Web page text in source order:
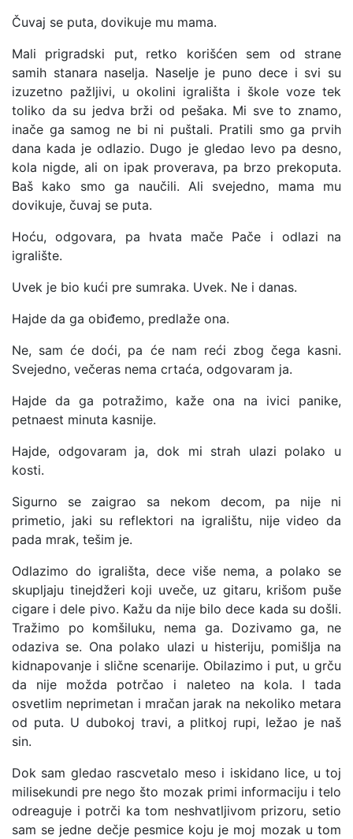
Čuvaj se puta, dovikuje mu mama.
Mali prigradski put, retko korišćen sem od strane
samih stanara naselja. Naselje je puno dece i svi su
izuzetno pažljivi, u okolini igrališta i škole voze tek
toliko da su jedva brži od pešaka. Mi sve to znamo,
inače ga samog ne bi ni puštali. Pratili smo ga prvih
dana kada je odlazio. Dugo je gledao levo pa desno,
kola nigde, ali on ipak proverava, pa brzo prekoputa.
Baš kako smo ga naučili. Ali svejedno, mama mu
dovikuje, čuvaj se puta.
Hoću, odgovara, pa hvata mače Pače i odlazi na
igralište.
Uvek je bio kući pre sumraka. Uvek. Ne i danas.
Hajde da ga obiđemo, predlaže ona.
Ne, sam će doći, pa će nam reći zbog čega kasni.
Svejedno, večeras nema crtaća, odgovaram ja.
Hajde da ga potražimo, kaže ona na ivici panike,
petnaest minuta kasnije.
Hajde, odgovaram ja, dok mi strah ulazi polako u
kosti.
Sigurno se zaigrao sa nekom decom, pa nije ni
primetio, jaki su reflektori na igralištu, nije video da
pada mrak, tešim je.
Odlazimo do igrališta, dece više nema, a polako se
skupljaju tinejdžeri koji uveče, uz gitaru, krišom puše
cigare i dele pivo. Kažu da nije bilo dece kada su došli.
Tražimo po komšiluku, nema ga. Dozivamo ga, ne
odaziva se. Ona polako ulazi u histeriju, pomišlja na
kidnapovanje i slične scenarije. Obilazimo i put, u grču
da nije možda potrčao i naleteo na kola. I tada
osvetlim neprimetan i mračan jarak na nekoliko metara
od puta. U dubokoj travi, a plitkoj rupi, ležao je naš
sin.
Dok sam gledao rascvetalo meso i iskidano lice, u toj
milisekundi pre nego što mozak primi informaciju i telo
odreaguje i potrči ka tom neshvatljivom prizoru, setio
sam se jedne dečje pesmice koju je moj mozak u tom